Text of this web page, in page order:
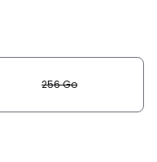
256 Go